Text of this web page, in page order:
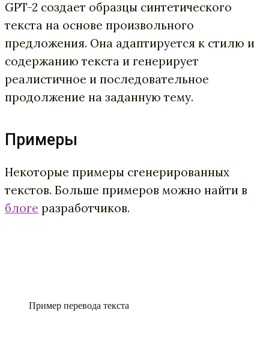
GPT-2 создает образцы синтетического
текста на основе произвольного
предложения. Она адаптируется к стилю и
содержанию текста и генерирует
реалистичное и последовательное
продолжение на заданную тему.
Примеры
Некоторые примеры сгенерированных
текстов. Больше примеров можно найти в
блоге разработчиков.
Пример перевода текста